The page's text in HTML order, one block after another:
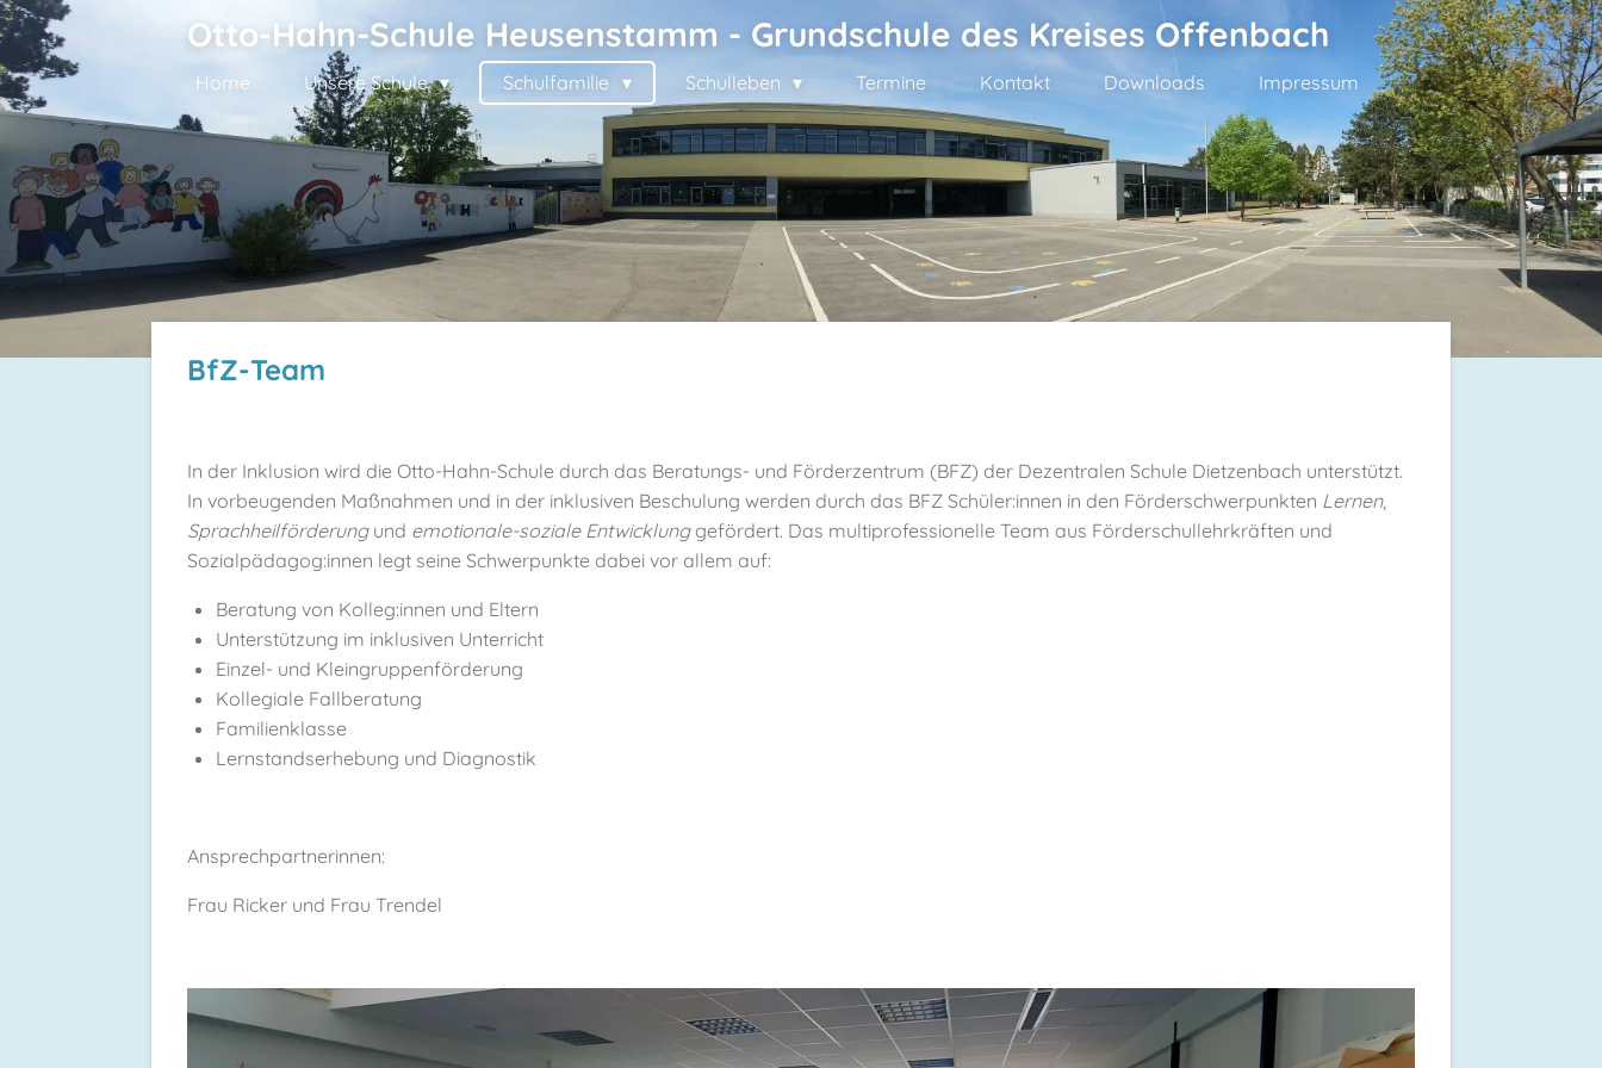
Zum
Hauptinhalt
springen
Otto-Hahn-Schule Heusenstamm - Grundschule des Kreises Offenbach
Home Unsere Schule Schulfamilie Schulleben Termine Kontakt Downloads Impressum
BfZ-Team
In der Inklusion wird die Otto-Hahn-Schule durch das Beratungs- und Förderzentrum (BFZ) der Dezentralen Schule Dietzenbach unterstützt.
In vorbeugenden Maßnahmen und in der inklusiven Beschulung werden durch das BFZ Schüler:innen in den Förderschwerpunkten Lernen,
Sprachheilförderungund emotionale-soziale Entwicklunggefördert. Das multiprofessionelle Team aus Förderschullehrkräften und
Sozialpädagog:innen legt seine Schwerpunkte dabei vor allem auf:
Beratung von Kolleg:innen und Eltern
Unterstützung im inklusiven Unterricht
Einzel- und Kleingruppenförderung
Kollegiale Fallberatung
Familienklasse
Lernstandserhebung und Diagnostik
Ansprechpartnerinnen:
Frau Ricker und Frau Trendel